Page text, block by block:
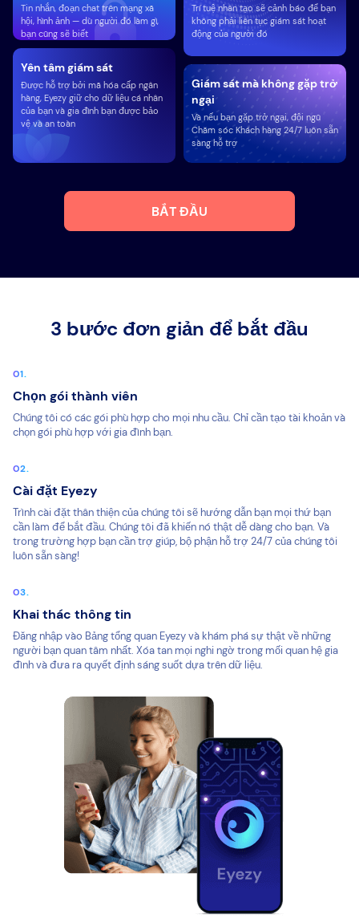
Yên tâm giám sát
Được hỗ trợ bởi mã hóa cấp ngân
hàng, Eyezy giữ cho dữ liệu cá nhân
của bạn và gia đình bạn được bảo
vệ và an toàn
Tin nhắn, đoạn chat trên mạng xã
hội, hình ảnh — dù người đó làm gì,
bạn cũng sẽ biết
Trí tuệ nhân tạo sẽ cảnh báo để bạn
không phải liên tục giám sát hoạt
động của người đó
Giám sát mà không gặp trở
ngại
Và nếu bạn gặp trở ngại, đội ngũ
Chăm sóc Khách hàng 24/7 luôn sẵn
sàng hỗ trợ
BẮT ĐẦU
3 bước đơn giản để bắt đầu
Chọn gói thành viên
Chúng tôi có các gói phù hợp cho mọi nhu cầu. Chỉ cần tạo tài khoản và
chọn gói phù hợp với gia đình bạn.
Cài đặt Eyezy
Trình cài đặt thân thiện của chúng tôi sẽ hướng dẫn bạn mọi thứ bạn
cần làm để bắt đầu. Chúng tôi đã khiến nó thật dễ dàng cho bạn. Và
trong trường hợp bạn cần trợ giúp, bộ phận hỗ trợ 24/7 của chúng tôi
luôn sẵn sàng!
Khai thác thông tin
Đăng nhập vào Bảng tổng quan Eyezy và khám phá sự thật về những
người bạn quan tâm nhất. Xóa tan mọi nghi ngờ trong mối quan hệ gia
đình và đưa ra quyết định sáng suốt dựa trên dữ liệu.